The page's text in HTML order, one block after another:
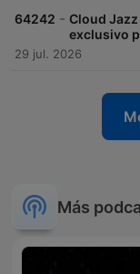
64242 - Cloud
exclusivo
29 jul. 2026
Más